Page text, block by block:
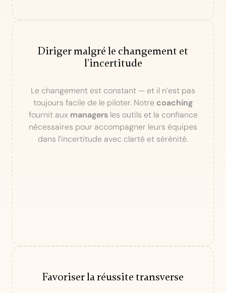
Diriger malgré le changement et
l’incertitude
Le changement est constant — et il n’est pas
toujours facile de le piloter. Notre coaching
fournit aux managersles outils et la confiance
nécessaires pour accompagner leurs équipes
dans l’incertitude avec clarté et sérénité.
Favoriser la réussite transverse